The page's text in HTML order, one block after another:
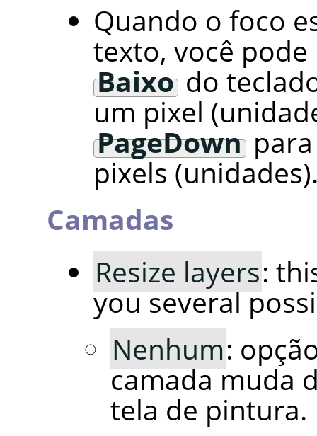
Quando o foco
texto, você
Baixo do
um pixel
PageDown
pixels
Camadas
Resize layers:
you several
Nenhum:
camada muda
tela de pintura.